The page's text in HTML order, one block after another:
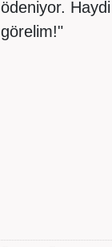
ödeniyor.
görelim!"